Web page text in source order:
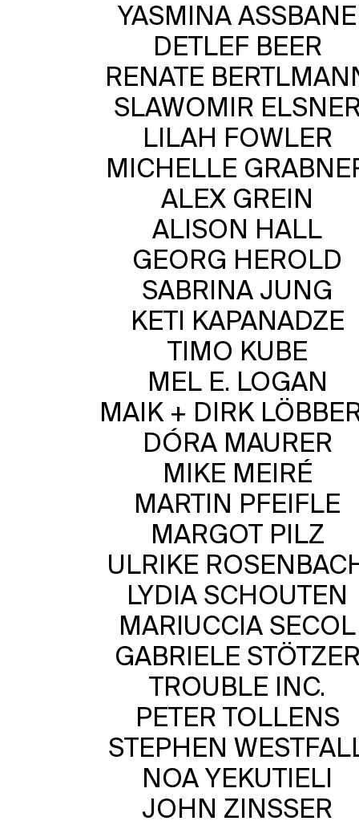
YASMINA ASSBANE
DETLEF BEER
RENATE
SLAWOMIR
LILAH FOWLER
MICHELLE
ALEX GREIN
ALISON HALL
GEORG HEROLD
SABRINA JUNG
KETI KAPANADZE
TIMO KUBE
MEL E. LOGAN
MAIK + DIRK
DÓRA MAURER
MIKE MEIRÉ
MARTIN PFEIFLE
MARGOT PILZ
ULRIKE
LYDIA SCHOUTEN
MARIUCCIA SECOL
GABRIELE
TROUBLE INC.
PETER TOLLENS
STEPHEN
NOA YEKUTIELI
JOHN ZINSSER